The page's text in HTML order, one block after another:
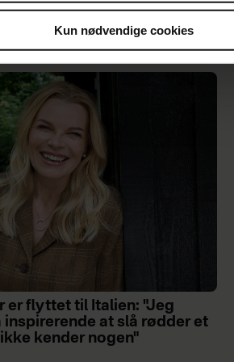
Kun nødvendige cookies
mig, siden hun var lille –
at miste troen på, at vi kan
er flyttet til Italien: "Jeg
inspirerende at slå rødder et
kender nogen"